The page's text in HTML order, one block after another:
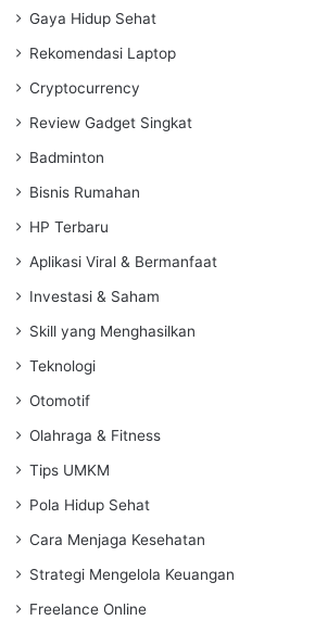
Gaya Hidup Sehat
Rekomendasi Laptop
Cryptocurrency
Review Gadget Singkat
Badminton
Bisnis Rumahan
HP Terbaru
Aplikasi Viral & Bermanfaat
Investasi & Saham
Skill yang Menghasilkan
Teknologi
Otomotif
Olahraga & Fitness
Tips UMKM
Pola Hidup Sehat
Cara Menjaga Kesehatan
Strategi Mengelola Keuangan
Freelance Online